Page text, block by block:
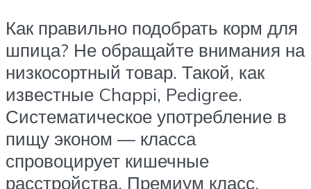
Как правильно подобрать корм для
шпица? Не обращайте внимания на
низкосортный товар. Такой, как
известные Chappi, Pedigree.
Систематическое употребление в
пищу эконом — класса
спровоцирует кишечные
расстройства. Премиум класс,